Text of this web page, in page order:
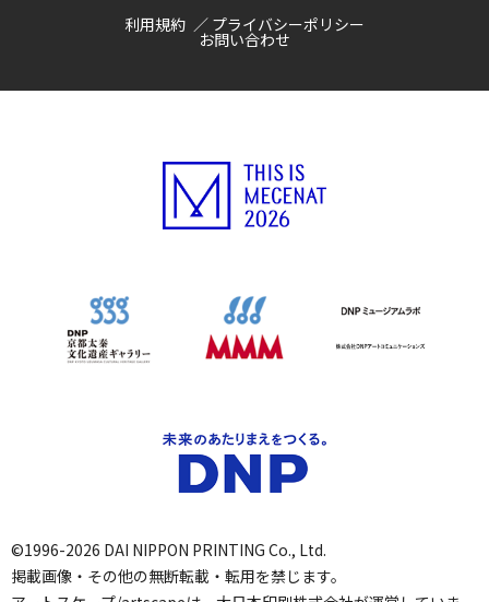
利用規約 プライバシーポリシー
お問い合わせ
©1996-2026 DAI NIPPON PRINTING Co., Ltd.
掲載画像・その他の無断転載・転用を禁じます。